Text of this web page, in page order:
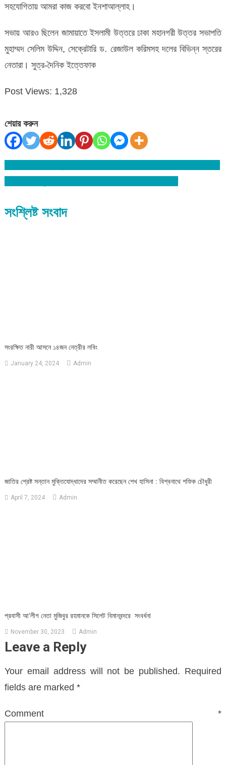
সহযোগিতায় আমরা কাজ করবো ইনশাআল্লাহ।
সভায় আরও ছিলেন জামায়াতে ইসলামী উত্তরে ঢাকা মহানগরী উত্তর সভাপতি
মুহাম্মদ সেলিম উদ্দিন, সেক্রেটারি ড. রেজাউল করিমসহ দলের বিভিন্ন স্তরের
নেতারা। সুত্র-দৈনিক ইত্তেফাক
Post Views: 1,328
শেয়ার করুন
Post
সংশ্লিষ্ট সংবাদ
সংরক্ষিত নারী আসনে ১৪জন নেত্রীর লবিং
January 24, 2024 Admin
জাতির শ্রেষ্ট সন্তান মুক্তিযোদ্ধাদের সম্মানীত করেছেন শেখ হাসিনা : বিশ্বনাথে শফিক চৌধুরী
April 7, 2024 Admin
প্রবাসী আ’লীগ নেতা মুজিবুর রহমানকে সিলেট বিমানবন্দরে সংবর্ধনা
November 30, 2023 Admin
Leave a Reply
Your email address will not be published. Required
fields are marked *
Comment*